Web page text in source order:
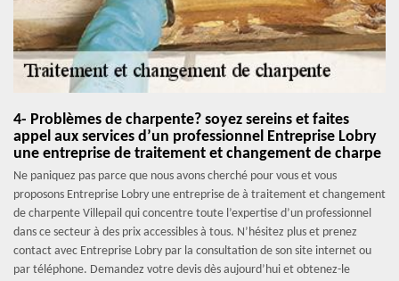
4- Problèmes de charpente? soyez sereins et faites
appel aux services d’un professionnel Entreprise Lobry
une entreprise de traitement et changement de charpe
Ne paniquez pas parce que nous avons cherché pour vous et vous
proposons Entreprise Lobry une entreprise de à traitement et changement
de charpente Villepail qui concentre toute l’expertise d’un professionnel
dans ce secteur à des prix accessibles à tous. N’hésitez plus et prenez
contact avec Entreprise Lobry par la consultation de son site internet ou
par téléphone. Demandez votre devis dès aujourd’hui et obtenez-le